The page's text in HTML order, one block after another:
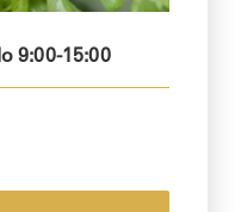
9:00-15:00